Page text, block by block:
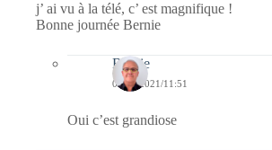
j’ ai vu à la télé, c’ est magnifique !
Bonne journée Bernie
Bernie
04/12/2021/11:51
Oui c’est grandiose